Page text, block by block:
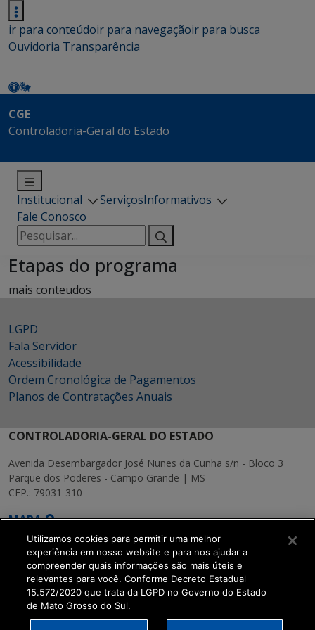
ir para conteúdoir para navegaçãoir para busca
Ouvidoria Transparência
CGE
Controladoria-Geral do Estado
Institucional ServiçosInformativos
Fale Conosco
Pesquisar
por:
Etapas do programa
mais conteudos
LGPD
Fala Servidor
Acessibilidade
Ordem Cronológica de Pagamentos
Planos de Contratações Anuais
CONTROLADORIA-GERAL DO ESTADO
Avenida Desembargador José Nunes da Cunha s/n - Bloco 3
Parque dos Poderes - Campo Grande | MS
CEP.: 79031-310
MAPA
SETDIG | Secretaria-
Executiva de
Utilizamos cookies para permitir uma melhor
experiência em nosso website e para nos ajudar a
compreender quais informações são mais úteis e
relevantes para você. Conforme Decreto Estadual
15.572/2020 que trata da LGPD no Governo do Estado
de Mato Grosso do Sul.